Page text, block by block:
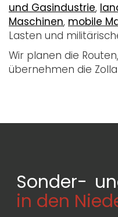
und Gasindustrie,
Maschinen, mobile
Lasten und
Wir planen die
übernehmen die
Sonder-
in den